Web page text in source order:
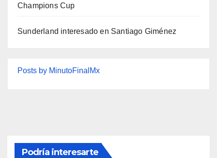
Champions Cup
Sunderland interesado en Santiago Giménez
Posts by MinutoFinalMx
Podría interesarte